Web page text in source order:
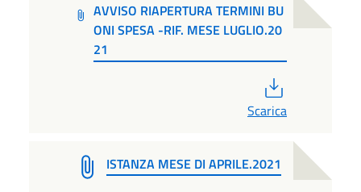
AVVISO RIAPERTURA TERMINI BU
ONI SPESA -RIF. MESE LUGLIO.20
21
Scarica
ISTANZA MESE DI APRILE.2021